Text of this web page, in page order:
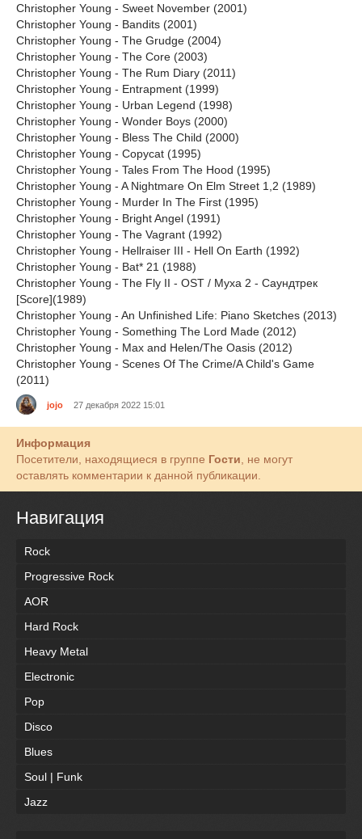
Christopher Young - Sweet November (2001)
Christopher Young - Bandits (2001)
Christopher Young - The Grudge (2004)
Christopher Young - The Core (2003)
Christopher Young - The Rum Diary (2011)
Christopher Young - Entrapment (1999)
Christopher Young - Urban Legend (1998)
Christopher Young - Wonder Boys (2000)
Christopher Young - Bless The Child (2000)
Christopher Young - Copycat (1995)
Christopher Young - Tales From The Hood (1995)
Christopher Young - A Nightmare On Elm Street 1,2 (1989)
Christopher Young - Murder In The First (1995)
Christopher Young - Bright Angel (1991)
Christopher Young - The Vagrant (1992)
Christopher Young - Hellraiser III - Hell On Earth (1992)
Christopher Young - Bat* 21 (1988)
Christopher Young - The Fly II - OST / Муха 2 - Саундтрек
[Score](1989)
Christopher Young - An Unfinished Life: Piano Sketches (2013)
Christopher Young - Something The Lord Made (2012)
Christopher Young - Max and Helen/The Oasis (2012)
Christopher Young - Scenes Of The Crime/A Child's Game
(2011)
jojo 27 декабря 2022 15:01
Информация
Посетители, находящиеся в группе Гости , не могут
оставлять комментарии к данной публикации.
Навигация
Rock
Progressive Rock
AOR
Hard Rock
Heavy Metal
Electronic
Pop
Disco
Blues
Soul | Funk
Jazz